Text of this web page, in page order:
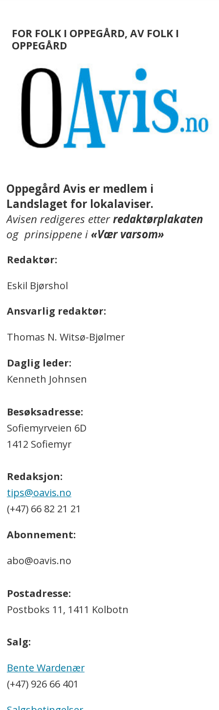
FOR FOLK I OPPEGÅRD, AV FOLK I
OPPEGÅRD
Oppegård Avis er medlem i
Landslaget for lokalaviser.
Avisen redigeres etterredaktørplakaten
og prinsippene i«Vær varsom»
Redaktør:
Eskil Bjørshol
Ansvarlig redaktør:
Thomas N. Witsø-Bjølmer
Daglig leder:
Kenneth Johnsen
Besøksadresse:
Sofiemyrveien 6D
1412 Sofiemyr
Redaksjon:
tips@oavis.no
(+47) 66 82 21 21
Abonnement:
abo@oavis.no
Postadresse:
Postboks 11, 1411 Kolbotn
Salg:
Bente Wardenær
(+47) 926 66 401